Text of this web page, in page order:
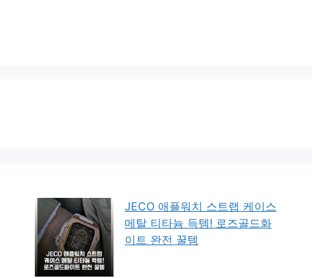
JECO 애플워치 스트랩 케이스
메탈 티타늄 득템! 로즈골드화
이트 완전 꿀템